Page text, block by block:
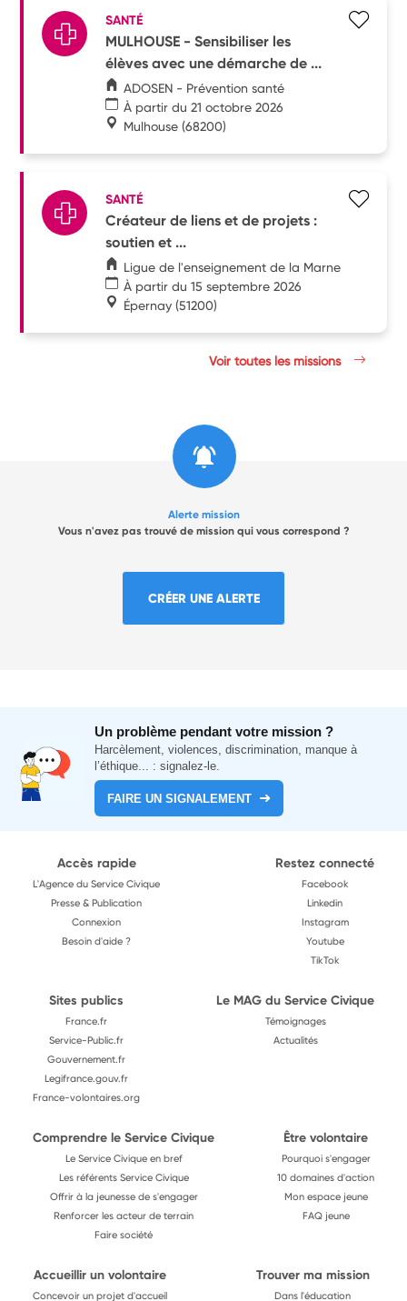
SANTÉ
MULHOUSE - Sensibiliser les
élèves avec une démarche de ...
ADOSEN - Prévention santé
À partir du 21 octobre 2026
Mulhouse (68200)
SANTÉ
Créateur de liens et de projets :
soutien et ...
Ligue de l'enseignement de la Marne
À partir du 15 septembre 2026
Épernay (51200)
Voir toutes les missions
Alerte mission
Vous n'avez pas trouvé de mission qui vous correspond ?
CRÉER UNE ALERTE
Un problème pendant votre mission ?
Harcèlement, violences, discrimination, manque à
l’éthique... : signalez-le.
FAIRE UN SIGNALEMENT
Accès rapide
L'Agence du Service Civique
Presse & Publication
Connexion
Besoin d'aide ?
Restez connecté
Facebook
Linkedin
Instagram
Youtube
TikTok
Sites publics
France.fr
Service-Public.fr
Gouvernement.fr
Legifrance.gouv.fr
France-volontaires.org
Le MAG du Service Civique
Témoignages
Actualités
Comprendre le Service Civique
Le Service Civique en bref
Les référents Service Civique
Offrir à la jeunesse de s'engager
Renforcer les acteur de terrain
Faire société
Être volontaire
Pourquoi s'engager
10 domaines d'action
Mon espace jeune
FAQ jeune
Accueillir un volontaire
Concevoir un projet d'accueil
Trouver ma mission
Dans l'éducation